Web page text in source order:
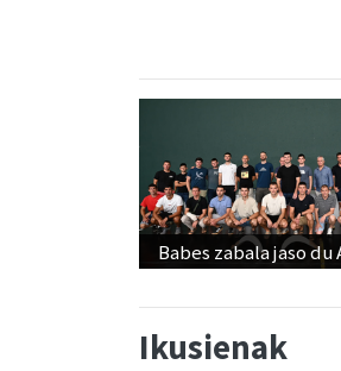
Babes zabala jaso du
Ikusienak